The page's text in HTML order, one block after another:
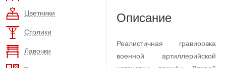
Цветники
Столики
Лавочки
Описание
Реалистичная гравировка
военной артиллерийской